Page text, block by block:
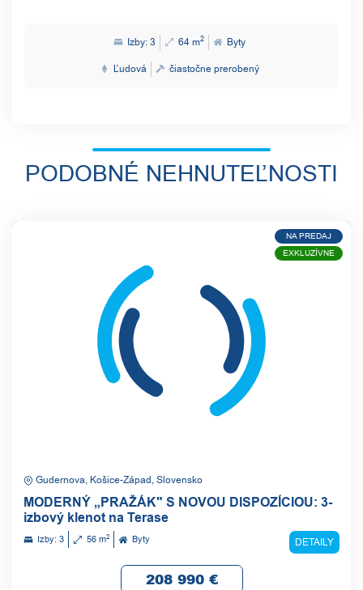
Izby: 3 64 m2 Byty
Ľudová čiastočne prerobený
PODOBNÉ NEHNUTEĽNOSTI
NA PREDAJ
EXKLUZÍVNE
Gudernova, Košice-Západ, Slovensko
MODERNÝ „PRAŽÁK" S NOVOU DISPOZÍCIOU: 3-
izbový klenot na Terase
Izby: 3 56 m2 Byty DETAILY
208 990 €